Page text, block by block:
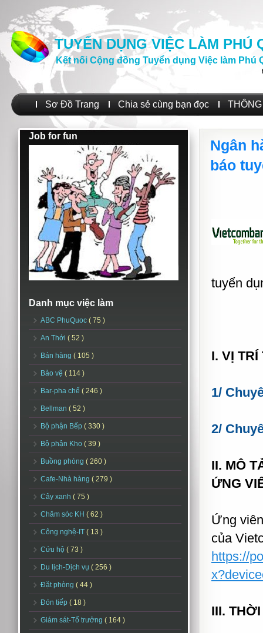
TUYỂN DỤNG VIỆC LÀM PHÚ
Kết nối Cộng đồng Tuyển dụng Việc làm Phú
Sơ Đồ Trang Chia sẻ cùng bạn đọc
Job for fun
Danh mục việc làm
ABC PhuQuoc ( 75 )
An Thới ( 52 )
Bán hàng ( 105 )
Bảo vệ ( 114 )
Bar-pha chế ( 246 )
Bellman ( 52 )
Bộ phận Bếp ( 330 )
Bộ phận Kho ( 39 )
Buồng phòng ( 260 )
Cafe-Nhà hàng ( 279 )
Cây xanh ( 75 )
Chăm sóc KH ( 62 )
Công nghệ-IT ( 13 )
Cứu hộ ( 73 )
Du lịch-Dịch vụ ( 256 )
Đặt phòng ( 44 )
Đón tiếp ( 18 )
Giám sát-Tổ trưởng ( 164 )
Ngân
báo
tuyển
I. VỊ TRÍ
1/
2/
II. MÔ
ỨNG
Ứng
của
https://
III.